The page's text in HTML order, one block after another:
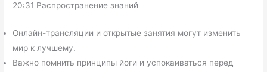
20:31 Распространение знаний
Онлайн-трансляции и открытые занятия могут изменить
мир к лучшему.
Важно помнить принципы йоги и успокаиваться перед